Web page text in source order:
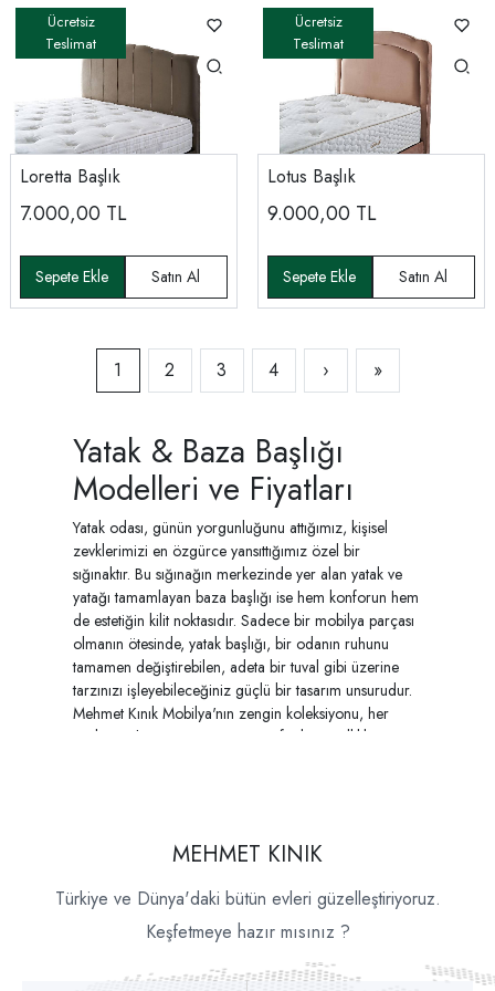
Loretta Başlık
7.000,00 TL
Lotus Başlık
9.000,00 TL
1 2 3 4 › »
Yatak & Baza Başlığı
Modelleri ve Fiyatları
Yatak odası, günün yorgunluğunu attığımız, kişisel
zevklerimizi en özgürce yansıttığımız özel bir
sığınaktır. Bu sığınağın merkezinde yer alan yatak ve
yatağı tamamlayan baza başlığı ise hem konforun hem
de estetiğin kilit noktasıdır. Sadece bir mobilya parçası
olmanın ötesinde, yatak başlığı, bir odanın ruhunu
tamamen değiştirebilen, adeta bir tuval gibi üzerine
tarzınızı işleyebileceğiniz güçlü bir tasarım unsurudur.
Mehmet Kınık Mobilya'nın zengin koleksiyonu, her
zevke ve ihtiyaca uygun, estetiği fonksiyonellikle
bir üst seviyeye taşırken, aynı zamanda fonksiyonel
sırtınızı yaslayabileceğiniz konforlu bir alan yaratır,
duvar ile yatak arasında bir bariyer görevi görerek
yastıklarınızın düşmesini engeller ve duvarın
soğukluğunu hissetmenizin önüne geçer. Gelin, yatak
MEHMET KINIK
Türkiye ve Dünya'daki bütün evleri güzelleştiriyoruz.
Keşfetmeye hazır mısınız ?